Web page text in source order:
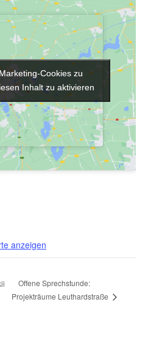
anzeigen
Cookies zu
Inhalt zu aktivieren
Cookies zu
Inhalt zu aktivieren
Offene Sprechstunde:
Projekträume Leuthardstraße